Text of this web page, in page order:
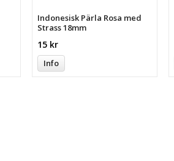
Indonesisk Pärla Rosa med
Strass 18mm
15 kr
Info